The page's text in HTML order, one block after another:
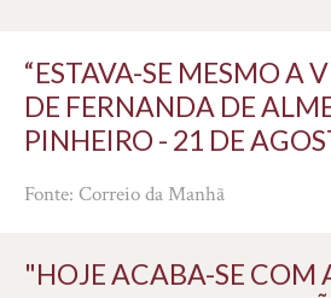
“ESTAVA-SE MESMO A
DE FERNANDA DE
PINHEIRO - 21 DE
Fonte: Correio da Manhã
"HOJE ACABA-SE COM